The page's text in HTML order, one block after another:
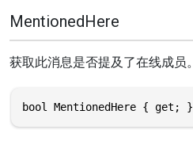
MentionedHere
获取此消息是否提及了在线成员。
bool MentionedHere { get; }